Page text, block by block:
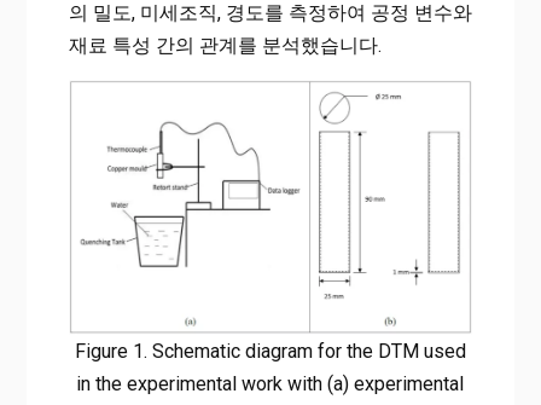
의 밀도, 미세조직, 경도를 측정하여 공정 변수와
재료 특성 간의 관계를 분석했습니다.
Figure 1. Schematic diagram for the DTM used
in the experimental work with (a) experimental